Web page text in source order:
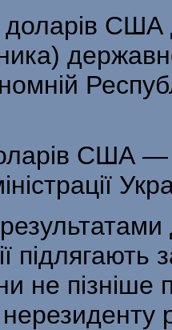
США —
не пізніше